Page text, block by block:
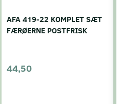
AFA 419-22 KOMPLET SÆT
FÆRØERNE POSTFRISK
44,50